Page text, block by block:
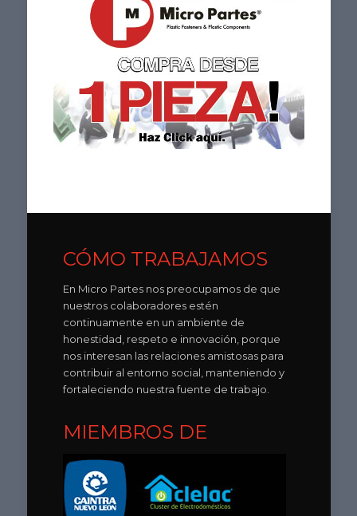
CÓMO TRABAJAMOS
En Micro Partes nos preocupamos de que
nuestros colaboradores estén
continuamente en un ambiente de
honestidad, respeto e innovación, porque
nos interesan las relaciones amistosas para
contribuir al entorno social, manteniendo y
fortaleciendo nuestra fuente de trabajo.
MIEMBROS DE